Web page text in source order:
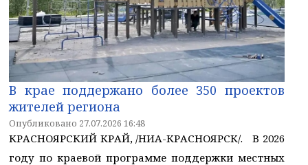
В крае поддержано более 350 проектов
жителей региона
Опубликовано 27.07.2026 16:48
КРАСНОЯРСКИЙ КРАЙ, /НИА-КРАСНОЯРСК/. В 2026
году по краевой программе поддержки местных